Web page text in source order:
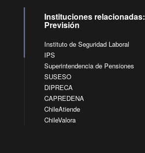
Instituciones relacionadas:
Previsión
Instituto de Seguridad Laboral
IPS
Superintendencia de Pensiones
SUSESO
DIPRECA
CAPREDENA
ChileAtiende
ChileValora